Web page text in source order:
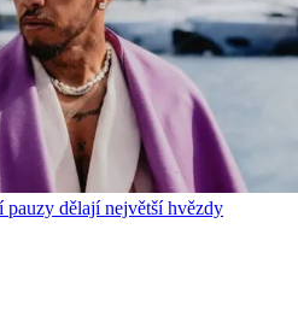
pauzy dělají největší hvězdy